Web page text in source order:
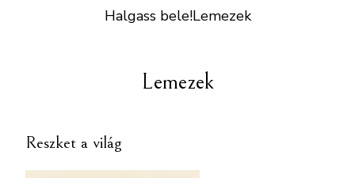
Halgass bele!Lemezek
Lemezek
Reszket a világ